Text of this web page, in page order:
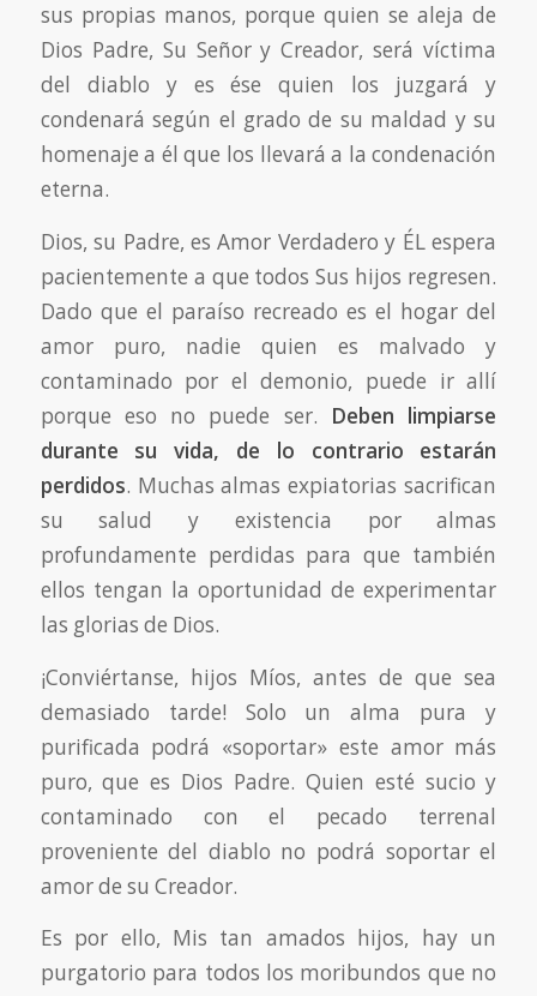
sus propias manos, porque quien se aleja de
Dios Padre, Su Señor y Creador, será víctima
del diablo y es ése quien los juzgará y
condenará según el grado de su maldad y su
homenaje a él que los llevará a la condenación
eterna.
Dios, su Padre, es Amor Verdadero y ÉL espera
pacientemente a que todos Sus hijos regresen.
Dado que el paraíso recreado es el hogar del
amor puro, nadie quien es malvado y
contaminado por el demonio, puede ir allí
porque eso no puede ser. Deben limpiarse
durante su vida, de lo contrario estarán
perdidos. Muchas almas expiatorias sacrifican
su salud y existencia por almas
profundamente perdidas para que también
ellos tengan la oportunidad de experimentar
las glorias de Dios.
¡Conviértanse, hijos Míos, antes de que sea
demasiado tarde! Solo un alma pura y
purificada podrá «soportar» este amor más
puro, que es Dios Padre. Quien esté sucio y
contaminado con el pecado terrenal
proveniente del diablo no podrá soportar el
amor de su Creador.
Es por ello, Mis tan amados hijos, hay un
purgatorio para todos los moribundos que no